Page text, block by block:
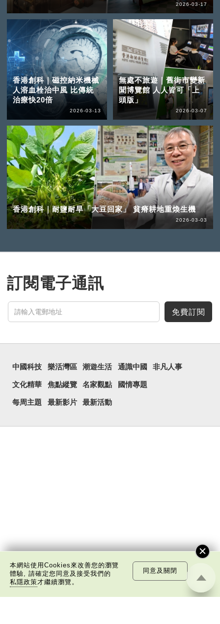
2026-03-17
香港創科｜磁控納米機械
人溶血栓治中風 比傳統
治療快20倍
2026-03-13
無處不旅遊｜舊街市變新
聞博覽館 人人皆可「上
頭版」
2026-03-07
香港創科｜耐鹽耐旱「大豆回家」 貧瘠耕地重煥生機
2026-03-03
訂閱電子通訊
免費訂閱
中國科技 樂活灣區 潮遊生活 通識中國 非凡人事
文化精華 焦點縱覽 名家觀點 國情專題
每周主題 最新影片 最新活動
本網站使用Cookies來改善您的瀏覽
體驗, 請確定您同意及接受我們的
私隱政策才繼續瀏覽。
同意及關閉